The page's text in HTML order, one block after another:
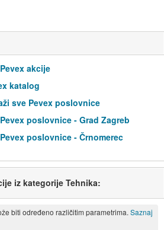
akcije
katalog
sve Pevex poslovnice
poslovnice - Grad Zagreb
poslovnice - Črnomerec
iz kategorije Tehnika:
biti određeno različitim parametrima. Saznaj